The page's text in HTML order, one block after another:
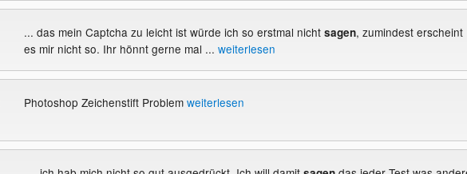
... das mein Captcha zu leicht ist würde ich so erstmal nichtsagen, zumindest erscheint
es mir nicht so. Ihr hönnt gerne mal ... weiterlesen
Photoshop Zeichenstift Problem weiterlesen